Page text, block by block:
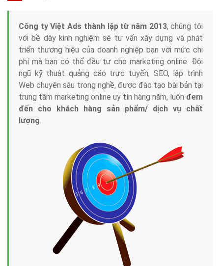
Công ty Việt Ads thành lập từ năm 2013, chúng tôi
với bề dày kinh nghiệm sẽ tư vấn xây dựng và phát
triển thương hiệu của doanh nghiệp bạn với mức chi
phí mà bạn có thể đầu tư cho marketing online. Đội
ngũ kỹ thuật quảng cáo trực tuyến, SEO, lập trình
Web chuyên sâu trong nghề, được đào tạo bài bản tại
trung tâm marketing online uy tín hàng năm, luôn đem
đến cho khách hàng sản phẩm/ dịch vụ chất
lượng.